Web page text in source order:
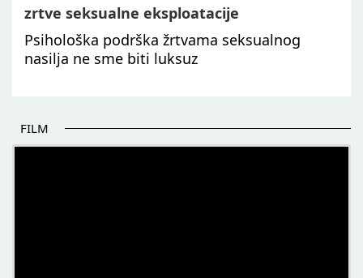
zrtve seksualne eksploatacije
Psihološka podrška žrtvama seksualnog
nasilja ne sme biti luksuz
FILM